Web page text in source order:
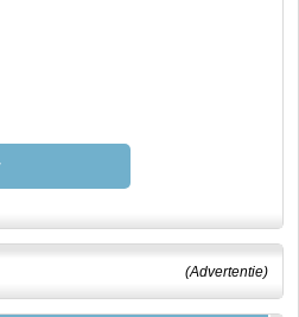
(Advertentie)